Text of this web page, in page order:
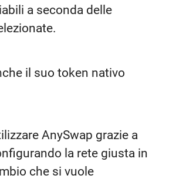
a seconda delle
il suo token nativo
AnySwap grazie a
la rete giusta in
che si vuole